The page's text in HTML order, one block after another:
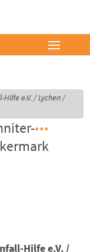
e.V. / Lychen /
Hilfe e.V. /